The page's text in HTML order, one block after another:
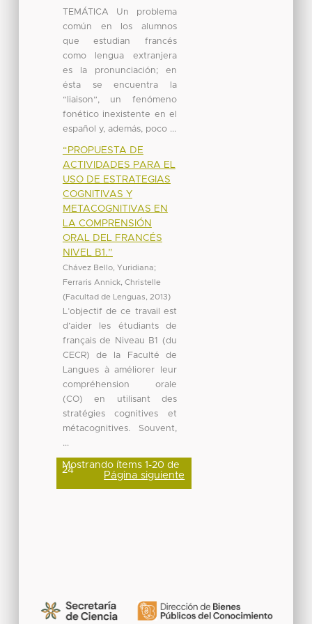
TEMÁTICA Un problema
común en los alumnos
que estudian francés
como lengua extranjera
es la pronunciación; en
ésta se encuentra la
“liaison”, un fenómeno
fonético inexistente en el
español y, además, poco ...
“PROPUESTA DE
ACTIVIDADES PARA EL
USO DE ESTRATEGIAS
COGNITIVAS Y
METACOGNITIVAS EN
LA COMPRENSIÓN
ORAL DEL FRANCÉS
NIVEL B1.”
Chávez Bello, Yuridiana;
Ferraris Annick, Christelle
(Facultad de Lenguas 2013)
L’objectif de ce travail est
d’aider les étudiants de
français de Niveau B1 (du
CECR) de la Faculté de
Langues à améliorer leur
compréhension orale
(CO) en utilisant des
stratégies cognitives et
métacognitives. Souvent,
...
Mostrando ítems 1-20 de
24 Página siguiente